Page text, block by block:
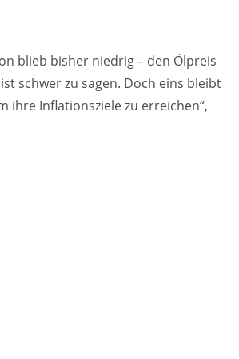
blieb bisher niedrig – den Ölpreis
schwer zu sagen. Doch eins bleibt
ihre Inflationsziele zu erreichen“,